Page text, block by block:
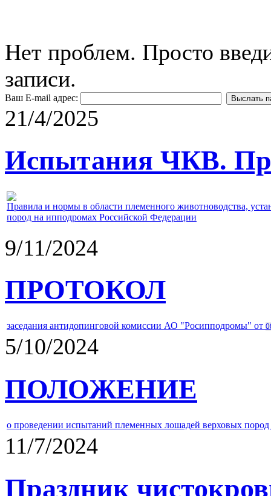
Нет проблем. Просто
записи.
Ваш E-mail адрес:
21/4/2025
Испытания ЧКВ.
Правила и нормы в области племенного животноводства,
пород на ипподромах Российской Федерации
9/11/2024
ПРОТОКОЛ
заседания антидопинговой комиссии АО "Росипподромы" от
5/10/2024
ПОЛОЖЕНИЕ
о проведении испытаний племенных лошадей верховых
11/7/2024
Праздник